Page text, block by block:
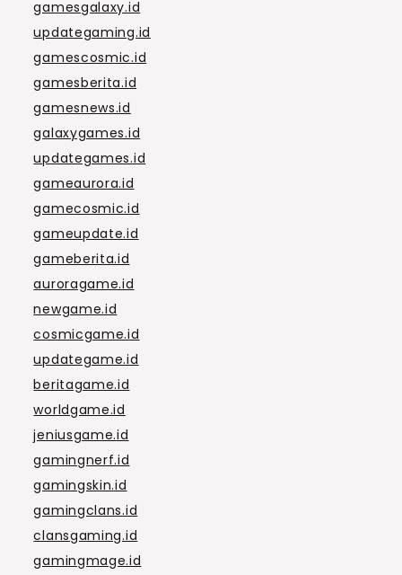
gamesgalaxy.id
updategaming.id
gamescosmic.id
gamesberita.id
gamesnews.id
galaxygames.id
updategames.id
gameaurora.id
gamecosmic.id
gameupdate.id
gameberita.id
auroragame.id
newgame.id
cosmicgame.id
updategame.id
beritagame.id
worldgame.id
jeniusgame.id
gamingnerf.id
gamingskin.id
gamingclans.id
clansgaming.id
gamingmage.id